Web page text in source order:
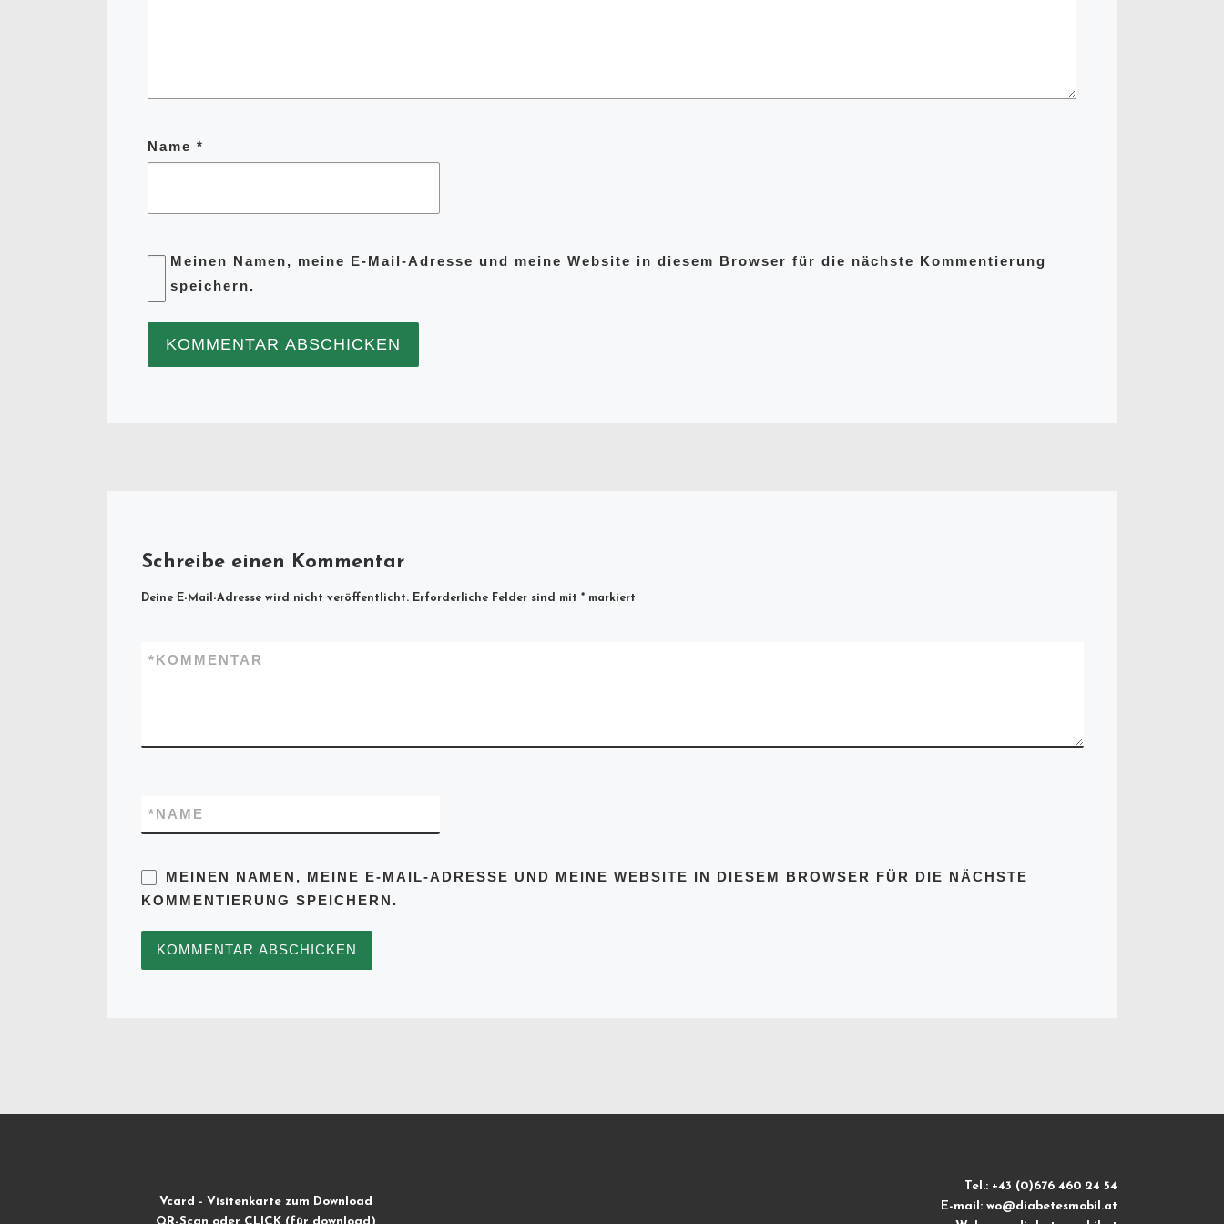
Name *
Meinen Namen, meine E-Mail-Adresse und meine Website in diesem Browser für die nächste Kommentierung
speichern.
Schreibe einen Kommentar
Deine E-Mail-Adresse wird nicht veröffentlicht. Erforderliche Felder sind mit *markiert
KOMMENTAR
*
NAME
*
MEINEN NAMEN, MEINE E-MAIL-ADRESSE UND MEINE WEBSITE IN DIESEM BROWSER FÜR DIE NÄCHSTE
KOMMENTIERUNG SPEICHERN.
Vcard - Visitenkarte zum Download
QR-Scan oder CLICK (für download)
Tel.: +43 (0)676 460 24 54
E-mail: wo@diabetesmobil.at